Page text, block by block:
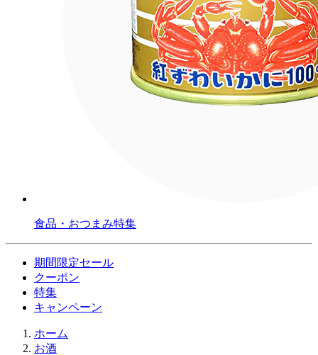
食品・おつまみ特集
期間限定セール
クーポン
特集
キャンペーン
ホーム
お酒